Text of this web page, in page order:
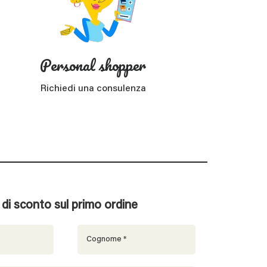
Personal shopper
Richiedi una consulenza
di sconto sul primo ordine